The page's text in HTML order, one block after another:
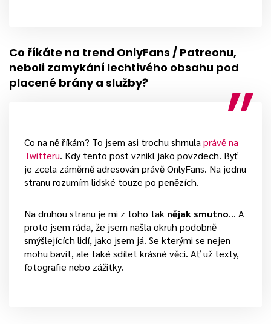
Co říkáte na trend OnlyFans / Patreonu,
neboli zamykání lechtivého obsahu pod
placené brány a služby?
Co na ně říkám? To jsem asi trochu shrnula právě na
Twitteru. Kdy tento post vznikl jako povzdech. Byť
je zcela záměrně adresován právě OnlyFans. Na jednu
stranu rozumím lidské touze po penězích.
Na druhou stranu je mi z toho tak nějak smutno… A
proto jsem ráda, že jsem našla okruh podobně
smýšlejících lidí, jako jsem já. Se kterými se nejen
mohu bavit, ale také sdílet krásné věci. Ať už texty,
fotografie nebo zážitky.